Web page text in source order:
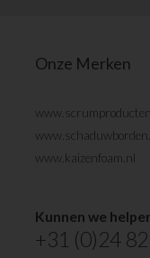
Onze Merken
www.kaizenfoam.nl
Kunnen we
+31 (0)24